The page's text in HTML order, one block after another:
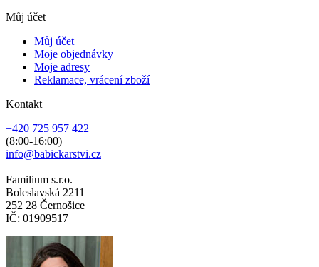
Můj účet
Můj účet
Moje objednávky
Moje adresy
Reklamace, vrácení zboží
Kontakt
+420 725 957 422
(8:00-16:00)
info@babickarstvi.cz
Familium s.r.o.
Boleslavská 2211
252 28 Černošice
IČ: 01909517